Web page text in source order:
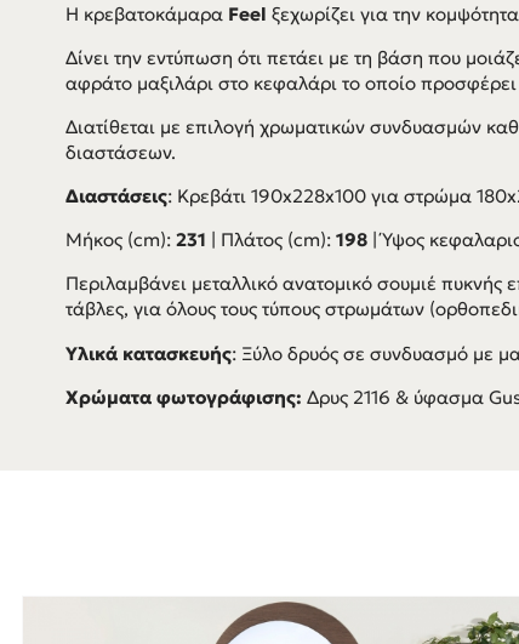
H κρεβατοκάμαρα Feel ξεχωρίζει για την
Δίνει την εντύπωση ότι πετάει με τη βάση που
αφράτο μαξιλάρι στο κεφαλάρι το οποίο
Διατίθεται με επιλογή χρωματικών συνδυασμών
διαστάσεων.
Διαστάσεις: Κρεβάτι 190x228x100 για στρώμα
Μήκος (cm): 231 | Πλάτος (cm): 198 | Ύψος
Περιλαμβάνει μεταλλικό ανατομικό σουμιέ
τάβλες, για όλους τους τύπους στρωμάτων
Υλικά κατασκευής: Ξύλο δρυός σε συνδυασμό με
Χρώματα φωτογράφισης: Δρυς 2116 & ύφασμα